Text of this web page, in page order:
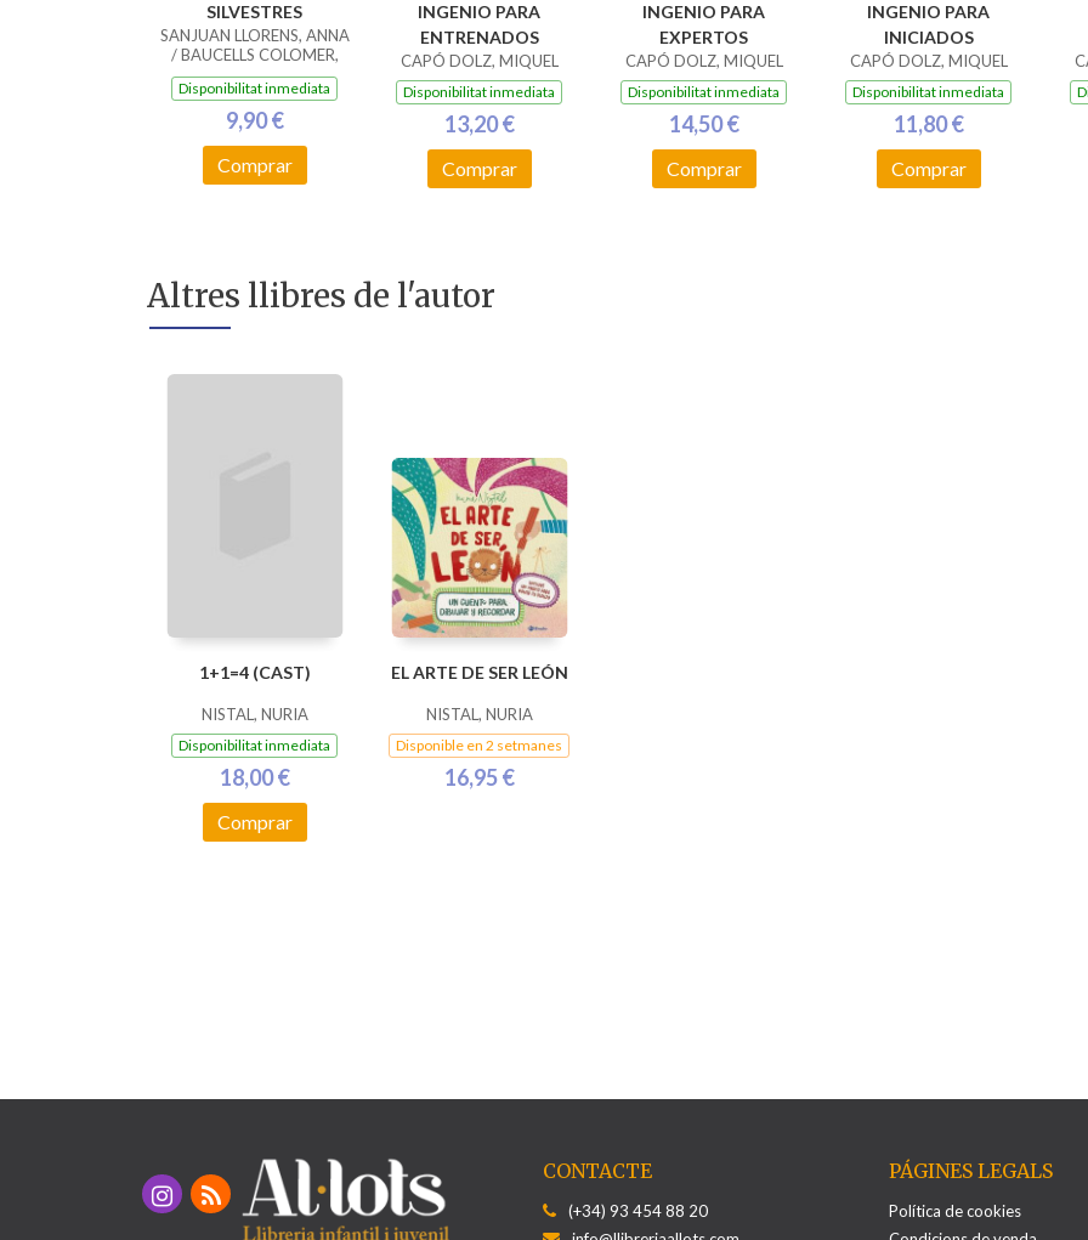
SILVESTRES
SANJUAN LLORENS, ANNA
/ BAUCELLS COLOMER,
RAMON
Disponibilitat inmediata
9,90 €
Comprar
INGENIO PARA
ENTRENADOS
CAPÓ DOLZ, MIQUEL
Disponibilitat inmediata
13,20 €
Comprar
INGENIO PARA
EXPERTOS
CAPÓ DOLZ, MIQUEL
Disponibilitat inmediata
14,50 €
Comprar
INGENIO PARA
INICIADOS
CAPÓ DOLZ, MIQUEL
Disponibilitat inmediata
11,80 €
Comprar
Altres llibres de l'autor
1+1=4 (CAST)
NISTAL, NURIA
Disponibilitat inmediata
18,00 €
Comprar
EL ARTE DE SER LEÓN
NISTAL, NURIA
Disponible en 2 setmanes
16,95 €
CONTACTE
(+34) 93 454 88 20
PÁGINES LEGALS
Política de cookies